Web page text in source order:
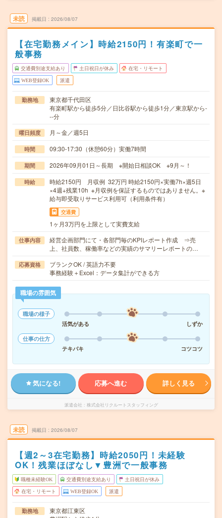
未読 掲載日 2026/08/07
【在宅勤務メイン】時給2150円！有楽町で一
般事務
交通費別途支給あり 土日祝日が休み 在宅・リモート
WEB登録OK 派遣
勤務地
東京都千代田区
有楽町駅から徒歩5分／日比谷駅から徒歩1分／東京駅から-
--分
曜日頻度 月～金／週5日
時間 09:30-17:30（休憩60分）実働7時間
期間 2026年09月01日～長期 ※開始日相談OK ※9月～！
時給
時給2150円 月収例 32万円 時給2150円×実働7h×週5日
×4週+残業10h ※月収例を保証するものではありません。※
給与即受取りサービス利用可（利用条件有）
交通費
1ヶ月3万円を上限として実費支給
仕事内容
経営企画部門にて・各部門毎のKPIレポート作成 ⇒売
上、社員数、稼働率などの実績のサマリーレポートの…
応募資格
ブランクOK / 英語力不要
事務経験＋Excel：データ集計ができる方
職場の雰囲気
職場の様子
活気がある
しずか
仕事の仕方
テキパキ
コツコツ
気になる! 応募へ進む 詳しく見る
派遣会社 株式会社リクルートスタッフィング
未読 掲載日 2026/08/07
【週2～3在宅勤務】時給2050円！未経験
OK！残業ほぼなし▼豊洲で一般事務
職種未経験OK 交通費別途支給あり 土日祝日が休み
在宅・リモート WEB登録OK 派遣
勤務地
東京都江東区